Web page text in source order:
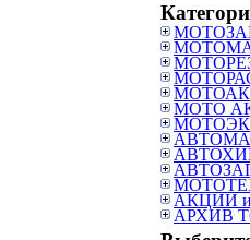
МОТО
АКЦИИ
АРХИВ